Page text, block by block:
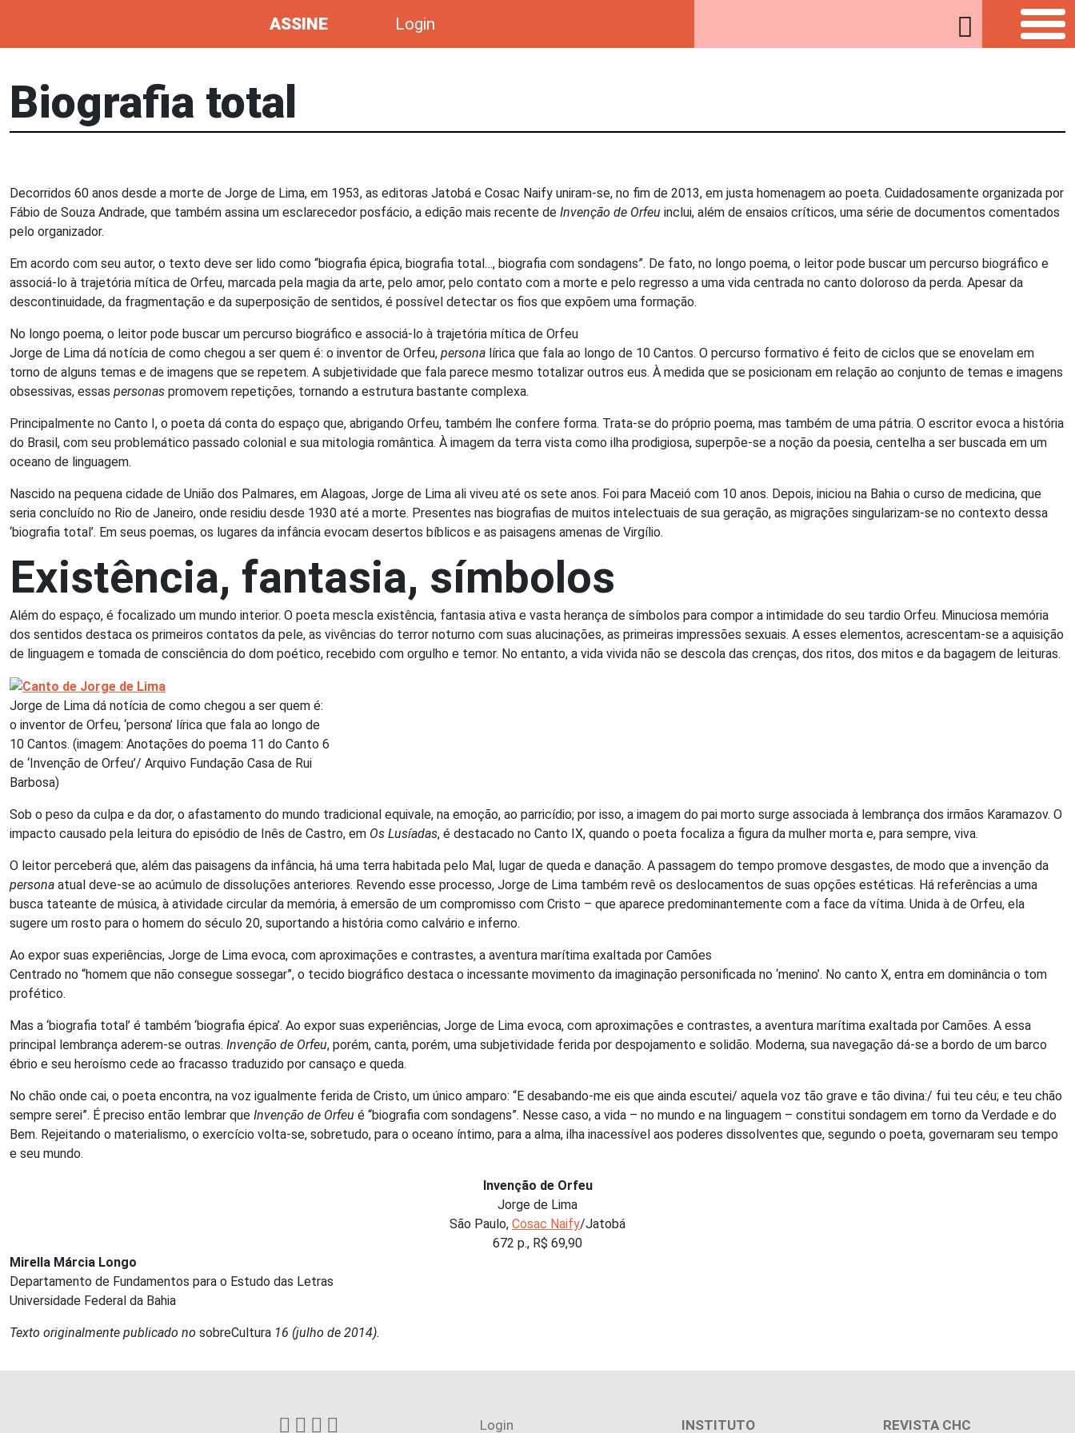
ASSINE Login
Biografia total
Decorridos 60 anos desde a morte de Jorge de Lima, em 1953, as editoras Jatobá e Cosac Naify uniram-se, no fim de 2013, em justa homenagem ao poeta. Cuidadosamente organizada por
Fábio de Souza Andrade, que também assina um esclarecedor posfácio, a edição mais recente de Invenção de Orfeu inclui, além de ensaios críticos, uma série de documentos comentados
pelo organizador.
Em acordo com seu autor, o texto deve ser lido como “biografia épica, biografia total…, biografia com sondagens”. De fato, no longo poema, o leitor pode buscar um percurso biográfico e
associá-lo à trajetória mítica de Orfeu, marcada pela magia da arte, pelo amor, pelo contato com a morte e pelo regresso a uma vida centrada no canto doloroso da perda. Apesar da
descontinuidade, da fragmentação e da superposição de sentidos, é possível detectar os fios que expõem uma formação.
No longo poema, o leitor pode buscar um percurso biográfico e associá-lo à trajetória mítica de Orfeu
Jorge de Lima dá notícia de como chegou a ser quem é: o inventor de Orfeu, persona lírica que fala ao longo de 10 Cantos. O percurso formativo é feito de ciclos que se enovelam em
torno de alguns temas e de imagens que se repetem. A subjetividade que fala parece mesmo totalizar outros eus. À medida que se posicionam em relação ao conjunto de temas e imagens
obsessivas, essas personas promovem repetições, tornando a estrutura bastante complexa.
Principalmente no Canto I, o poeta dá conta do espaço que, abrigando Orfeu, também lhe confere forma. Trata-se do próprio poema, mas também de uma pátria. O escritor evoca a história
do Brasil, com seu problemático passado colonial e sua mitologia romântica. À imagem da terra vista como ilha prodigiosa, superpõe-se a noção da poesia, centelha a ser buscada em um
oceano de linguagem.
Nascido na pequena cidade de União dos Palmares, em Alagoas, Jorge de Lima ali viveu até os sete anos. Foi para Maceió com 10 anos. Depois, iniciou na Bahia o curso de medicina, que
seria concluído no Rio de Janeiro, onde residiu desde 1930 até a morte. Presentes nas biografias de muitos intelectuais de sua geração, as migrações singularizam-se no contexto dessa
‘biografia total’. Em seus poemas, os lugares da infância evocam desertos bíblicos e as paisagens amenas de Virgílio.
Existência, fantasia, símbolos
Além do espaço, é focalizado um mundo interior. O poeta mescla existência, fantasia ativa e vasta herança de símbolos para compor a intimidade do seu tardio Orfeu. Minuciosa memória
dos sentidos destaca os primeiros contatos da pele, as vivências do terror noturno com suas alucinações, as primeiras impressões sexuais. A esses elementos, acrescentam-se a aquisição
de linguagem e tomada de consciência do dom poético, recebido com orgulho e temor. No entanto, a vida vivida não se descola das crenças, dos ritos, dos mitos e da bagagem de leituras.
Jorge de Lima dá notícia de como chegou a ser quem é:
o inventor de Orfeu, ‘persona’ lírica que fala ao longo de
10 Cantos. (imagem: Anotações do poema 11 do Canto 6
de ‘Invenção de Orfeu’/ Arquivo Fundação Casa de Rui
Barbosa)
Sob o peso da culpa e da dor, o afastamento do mundo tradicional equivale, na emoção, ao parricídio; por isso, a imagem do pai morto surge associada à lembrança dos irmãos Karamazov. O
impacto causado pela leitura do episódio de Inês de Castro, em Os Lusíadas, é destacado no Canto IX, quando o poeta focaliza a figura da mulher morta e, para sempre, viva.
O leitor perceberá que, além das paisagens da infância, há uma terra habitada pelo Mal, lugar de queda e danação. A passagem do tempo promove desgastes, de modo que a invenção da
persona atual deve-se ao acúmulo de dissoluções anteriores. Revendo esse processo, Jorge de Lima também revê os deslocamentos de suas opções estéticas. Há referências a uma
busca tateante de música, à atividade circular da memória, à emersão de um compromisso com Cristo – que aparece predominantemente com a face da vítima. Unida à de Orfeu, ela
sugere um rosto para o homem do século 20, suportando a história como calvário e inferno.
Ao expor suas experiências, Jorge de Lima evoca, com aproximações e contrastes, a aventura marítima exaltada por Camões
Centrado no “homem que não consegue sossegar”, o tecido biográfico destaca o incessante movimento da imaginação personificada no ‘menino’. No canto X, entra em dominância o tom
profético.
Mas a ‘biografia total’ é também ‘biografia épica’. Ao expor suas experiências, Jorge de Lima evoca, com aproximações e contrastes, a aventura marítima exaltada por Camões. A essa
principal lembrança aderem-se outras. Invenção de Orfeu, porém, canta, porém, uma subjetividade ferida por despojamento e solidão. Moderna, sua navegação dá-se a bordo de um barco
ébrio e seu heroísmo cede ao fracasso traduzido por cansaço e queda.
No chão onde cai, o poeta encontra, na voz igualmente ferida de Cristo, um único amparo: “E desabando-me eis que ainda escutei/ aquela voz tão grave e tão divina:/ fui teu céu; e teu chão
sempre serei”. É preciso então lembrar que Invenção de Orfeu é “biografia com sondagens”. Nesse caso, a vida – no mundo e na linguagem – constitui sondagem em torno da Verdade e do
Bem. Rejeitando o materialismo, o exercício volta-se, sobretudo, para o oceano íntimo, para a alma, ilha inacessível aos poderes dissolventes que, segundo o poeta, governaram seu tempo
e seu mundo.
Invenção de Orfeu
Jorge de Lima
São Paulo, Cosac Naify/Jatobá
672 p., R$ 69,90
Mirella Márcia Longo
Departamento de Fundamentos para o Estudo das Letras
Universidade Federal da Bahia
Texto originalmente publicado no sobreCultura 16 (julho de 2014).
Login INSTITUTO REVISTA CHC